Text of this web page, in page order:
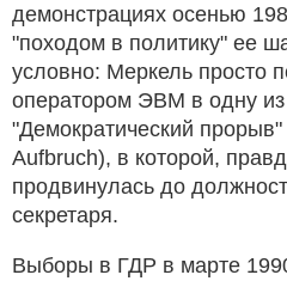
демонстрациях осенью
"походом в политику" ее
условно: Меркель просто
оператором ЭВМ в одну
"Демократический
Aufbruch), в которой,
продвинулась до
секретаря.
Выборы в ГДР в марте